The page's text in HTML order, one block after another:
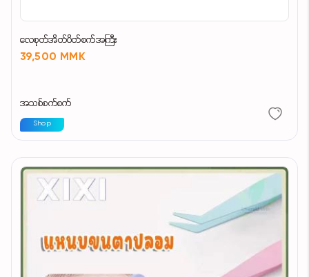
လေစုတ်အိတ်ပိတ်စက်အကြီး
39,500 MMK
အသစ်စက်စက်
Shop